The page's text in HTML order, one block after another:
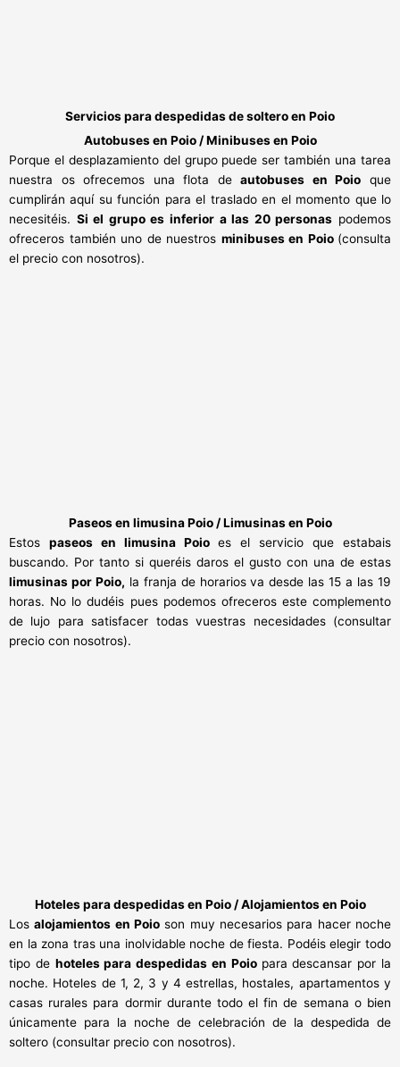
Servicios para despedidas de soltero en Poio
Autobuses en Poio / Minibuses en Poio
Porque el desplazamiento del grupo puede ser también una tarea
nuestra os ofrecemos una flota deautobuses en Poio que
cumplirán aquí su función para el traslado en el momento que lo
necesitéis. Si el grupo es inferior a las 20 personas podemos
ofreceros también uno de nuestros minibuses en Poio (consulta
el precio con nosotros).
Paseos en limusina Poio / Limusinas en Poio
Estos paseos en limusina Poioes el servicio que estabais
buscando. Por tanto si queréis daros el gusto con una de estas
limusinas por Poio, la franja de horarios va desde las 15 a las 19
horas. No lo dudéis pues podemos ofreceros este complemento
de lujo para satisfacer todas vuestras necesidades (consultar
precio con nosotros).
Hoteles para despedidas en Poio / Alojamientos en Poio
Losalojamientos en Poio son muy necesarios para hacer noche
en la zona tras una inolvidable noche de fiesta. Podéis elegir todo
tipo de hoteles para despedidas en Poio para descansar por la
noche. Hoteles de 1, 2, 3 y 4 estrellas, hostales, apartamentos y
casas rurales para dormir durante todo el fin de semana o bien
únicamente para la noche de celebración de la despedida de
soltero (consultar precio con nosotros).